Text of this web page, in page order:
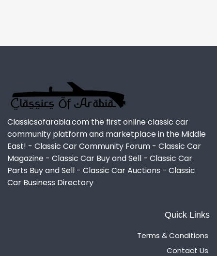
Classicsofarabia.com the first online classic car
community platform and marketplace in the Middle
East! - Classic Car Community Forum - Classic Car
Magazine - Classic Car Buy and Sell - Classic Car
Parts Buy and Sell - Classic Car Auctions - Classic
Car Business Directory
Quick Links
Terms & Conditions
Contact Us